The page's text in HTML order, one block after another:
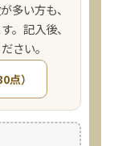
多い方も、
。記入後、
さい。
）